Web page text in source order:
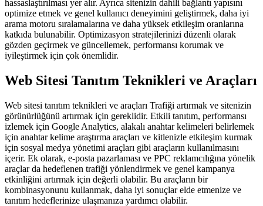
hassaslaştırılması yer alır. Ayrıca sitenizin dahili bağlantı yapısını
optimize etmek ve genel kullanıcı deneyimini geliştirmek, daha iyi
arama motoru sıralamalarına ve daha yüksek etkileşim oranlarına
katkıda bulunabilir. Optimizasyon stratejilerinizi düzenli olarak
gözden geçirmek ve güncellemek, performansı korumak ve
iyileştirmek için çok önemlidir.
Web Sitesi Tanıtım Teknikleri ve Araçları
Web sitesi tanıtım teknikleri ve araçları Trafiği artırmak ve sitenizin
görünürlüğünü artırmak için gereklidir. Etkili tanıtım, performansı
izlemek için Google Analytics, alakalı anahtar kelimeleri belirlemek
için anahtar kelime araştırma araçları ve kitlenizle etkileşim kurmak
için sosyal medya yönetimi araçları gibi araçların kullanılmasını
içerir. Ek olarak, e-posta pazarlaması ve PPC reklamcılığına yönelik
araçlar da hedeflenen trafiği yönlendirmek ve genel kampanya
etkinliğini artırmak için değerli olabilir. Bu araçların bir
kombinasyonunu kullanmak, daha iyi sonuçlar elde etmenize ve
tanıtım hedeflerinize ulaşmanıza yardımcı olabilir.